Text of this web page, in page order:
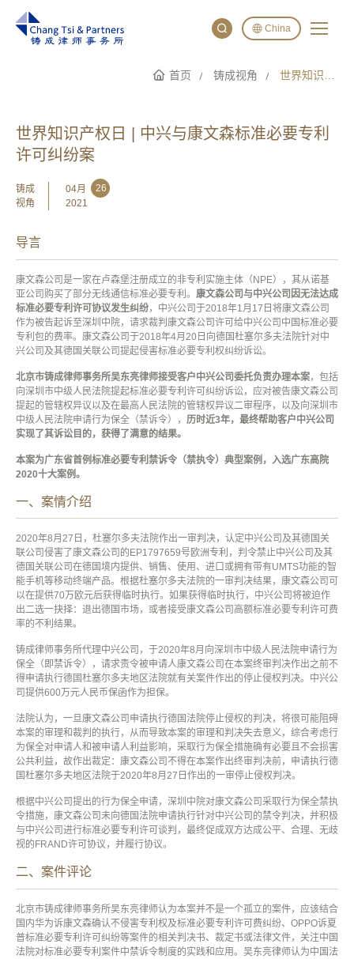
China
English
Japan
首页 铸成视角
世界知识产权日 | 中兴与康文森标准必要专利
许可纠纷案
铸成
视角
04月
26
2021
导言
康文森公司是一家在卢森堡注册成立的非专利实施主体（NPE），其从诺基
亚公司购买了部分无线通信标准必要专利。 康文森公司与中兴公司因无法达成
标准必要专利许可协议发生纠纷，中兴公司于2018年1月17日将康文森公司
作为被告起诉至深圳中院，请求裁判康文森公司许可给中兴公司中国标准必要
专利包的费率。康文森公司于2018年4月20日向德国杜塞尔多夫法院针对中
兴公司及其德国关联公司提起侵害标准必要专利权纠纷诉讼。
北京市铸成律师事务所吴东亮律师接受客户中兴公司委托负责办理本案，包括
向深圳市中级人民法院提起标准必要专利许可纠纷诉讼，应对被告康文森公司
提起的管辖权异议以及在最高人民法院的管辖权异议二审程序，以及向深圳市
中级人民法院申请行为保全（禁诉令）， 历时近3年，最终帮助客户中兴公司
实现了其诉讼目的，获得了满意的结果。
本案为广东省首例标准必要专利禁诉令（禁执令）典型案例，入选广东高院
2020十大案例。
一、案情介绍
2020年8月27日，杜塞尔多夫法院作出一审判决，认定中兴公司及其德国关
联公司侵害了康文森公司的EP1797659号欧洲专利，判令禁止中兴公司及其
德国关联公司在德国境内提供、销售、使用、进口或拥有带有UMTS功能的智
能手机等移动终端产品。根据杜塞尔多夫法院的一审判决结果，康文森公司可
以在提供70万欧元后获得临时执行。如果获得临时执行，中兴公司将被迫作
出二选一抉择：退出德国市场，或者接受康文森公司高额标准必要专利许可费
率的不利结果。
铸成律师事务所代理中兴公司，于2020年8月向深圳市中级人民法院申请行为
保全（即禁诉令），请求责令被申请人康文森公司在本案终审判决作出之前不
得申请执行德国杜塞尔多夫地区法院就有关案件作出的停止侵权判决。中兴公
司提供600万元人民币保函作为担保。
法院认为，一旦康文森公司申请执行德国法院停止侵权的判决，将很可能阻碍
本案的审理和裁判的执行，从而导致本案的审理和判决失去意义，综合考虑行
为保全对申请人和被申请人利益影响，采取行为保全措施确有必要且不会损害
公共利益，故作出裁定：康文森公司不得在本案作出终审判决前，申请执行德
国杜塞尔多夫地区法院于2020年8月27日作出的一审停止侵权判决。
根据中兴公司提出的行为保全申请，深圳中院对康文森公司采取行为保全禁执
令措施，康文森公司未向德国法院申请执行针对中兴公司的禁令判决，并积极
与中兴公司进行标准必要专利许可谈判，最终促成双方达成公平、合理、无歧
视的FRAND许可协议，并履行协议。
二、案件评论
北京市铸成律师事务所吴东亮律师认为本案并不是一个孤立的案件，应该结合
国内华为诉康文森确认不侵害专利权及标准必要专利许可费纠纷、OPPO诉夏
普标准必要专利许可纠纷等案件的相关判决书、裁定书或法律文件，关注中国
法院对标准必要专利案件中禁诉令制度的实践和应用。吴东亮律师认为中国法